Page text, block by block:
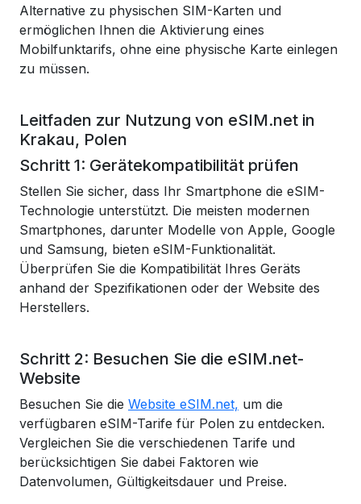
Alternative zu physischen SIM-Karten und
ermöglichen Ihnen die Aktivierung eines
Mobilfunktarifs, ohne eine physische Karte einlegen
zu müssen.
Leitfaden zur Nutzung von eSIM.net in
Krakau, Polen
Schritt 1: Gerätekompatibilität prüfen
Stellen Sie sicher, dass Ihr Smartphone die eSIM-
Technologie unterstützt. Die meisten modernen
Smartphones, darunter Modelle von Apple, Google
und Samsung, bieten eSIM-Funktionalität.
Überprüfen Sie die Kompatibilität Ihres Geräts
anhand der Spezifikationen oder der Website des
Herstellers.
Schritt 2: Besuchen Sie die eSIM.net-
Website
Besuchen Sie die Website eSIM.net, um die
verfügbaren eSIM-Tarife für Polen zu entdecken.
Vergleichen Sie die verschiedenen Tarife und
berücksichtigen Sie dabei Faktoren wie
Datenvolumen, Gültigkeitsdauer und Preise.